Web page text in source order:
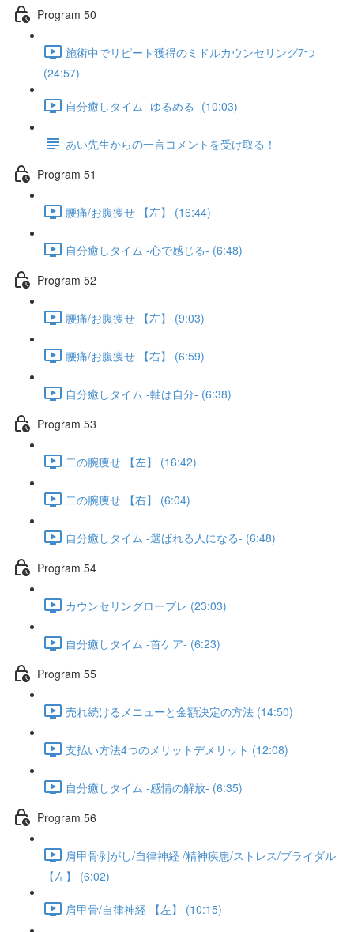
Program 50
施術中でリピート獲得のミドルカウンセリング7つ
(24:57)
自分癒しタイム -ゆるめる- (10:03)
あい先生からの一言コメントを受け取る！
Program 51
腰痛/お腹痩せ 【左】 (16:44)
自分癒しタイム -心で感じる- (6:48)
Program 52
腰痛/お腹痩せ 【左】 (9:03)
腰痛/お腹痩せ 【右】 (6:59)
自分癒しタイム -軸は自分- (6:38)
Program 53
二の腕痩せ 【左】 (16:42)
二の腕痩せ 【右】 (6:04)
自分癒しタイム -選ばれる人になる- (6:48)
Program 54
カウンセリングロープレ (23:03)
自分癒しタイム -首ケア- (6:23)
Program 55
売れ続けるメニューと金額決定の方法 (14:50)
支払い方法4つのメリットデメリット (12:08)
自分癒しタイム -感情の解放- (6:35)
Program 56
肩甲骨剥がし/自律神経 /精神疾患/ストレス/ブライダル
【左】 (6:02)
肩甲骨/自律神経 【左】 (10:15)